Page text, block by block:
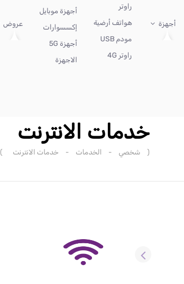
أجهزة
راوتر
هواتف أرضية
مودم USB
راوتر 4G
أجهزة موبايل
إكسسوارات
أجهزة 5G
الاجهزة
عروض
خدمات الانترنت
( شخصي - الخدمات - خدمات الانترنت )